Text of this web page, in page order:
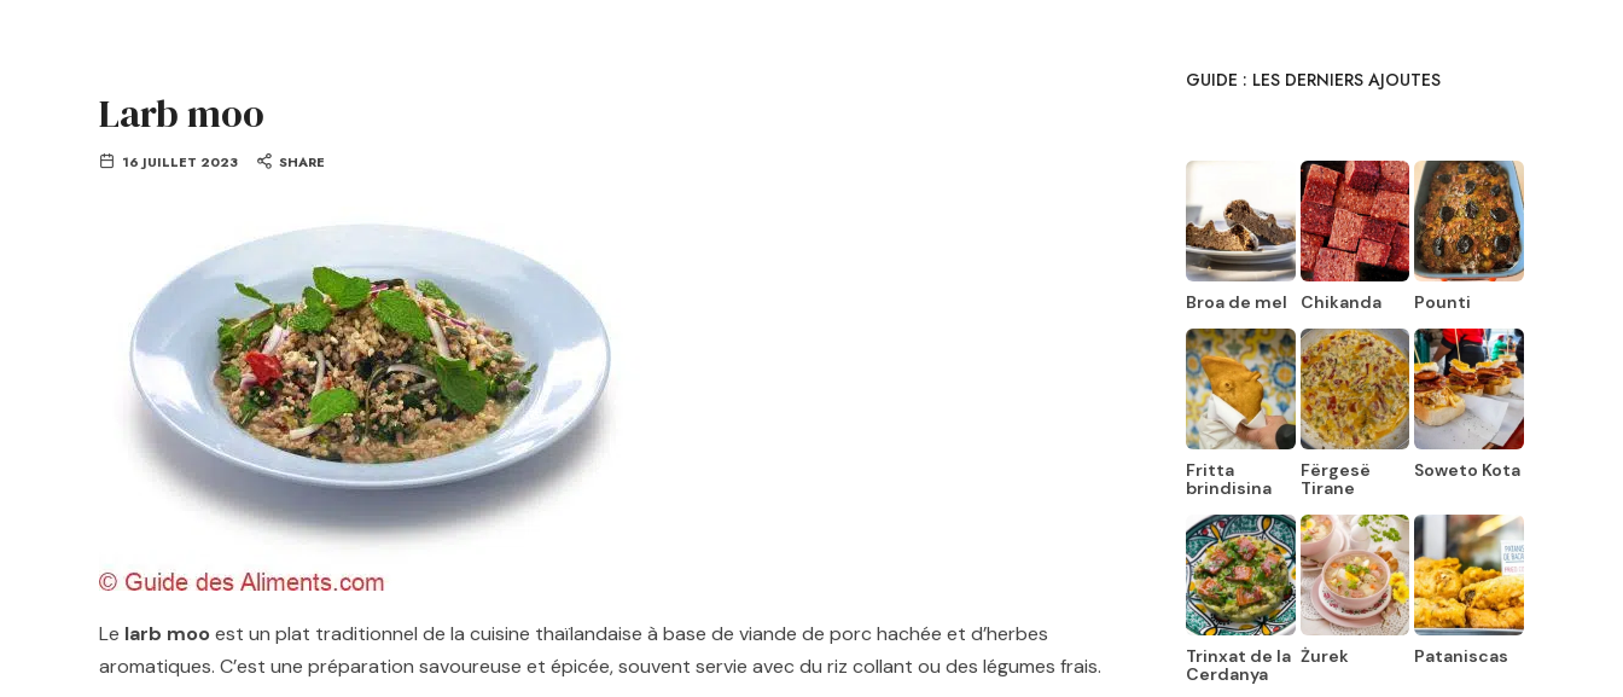
Larb moo
16 JUILLET 2023 SHARE
Le larb mooest un plat traditionnel de la cuisine thaïlandaise à base de viande de porc hachée et d’herbes
aromatiques. C’est une préparation savoureuse et épicée, souvent servie avec du riz collant ou des légumes frais.
GUIDE : LES DERNIERS AJOUTES
Broa de mel Chikanda Pounti
Fritta
brindisina
Fërgesë
Tirane
Soweto Kota
Trinxat de la
Cerdanya
Żurek Pataniscas